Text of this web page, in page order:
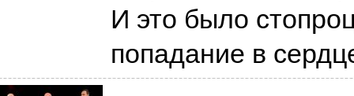
И это было
попадание в